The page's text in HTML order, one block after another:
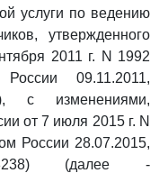
услуги по ведению
утвержденного
2011 г. N 1992
09.11.2011,
с изменениями,
от 7 июля 2015 г. N
России 28.07.2015,
(далее -